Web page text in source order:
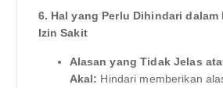
6. Hal yang Perlu Dihindari dalam
Izin Sakit
Alasan yang Tidak Jelas
Akal: Hindari memberikan